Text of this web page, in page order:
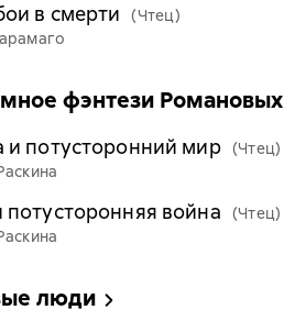
в смерти
(Чтец)
фэнтези Романовых
и потусторонний мир (Чтец)
война
(Чтец)
люди